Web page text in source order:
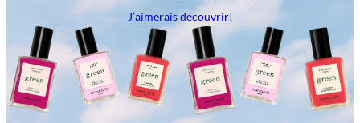
J’aimerais découvrir!